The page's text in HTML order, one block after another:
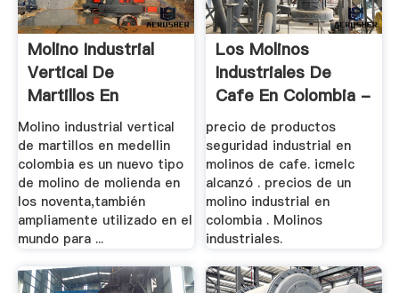
Molino Industrial
Vertical De
Martillos En
Medellin .
Molino industrial vertical
de martillos en medellin
colombia es un nuevo tipo
de molino de molienda en
los noventa,también
ampliamente utilizado en el
mundo para ...
Los Molinos
Industriales De
Cafe En Colombia -
.
precio de productos
seguridad industrial en
molinos de cafe. icmelc
alcanzó . precios de un
molino industrial en
colombia . Molinos
industriales.